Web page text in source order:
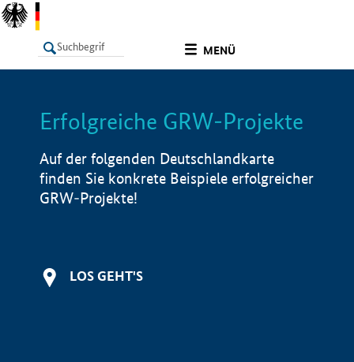
MENÜ
LISTE Info
Erfolgreiche GRW-Projekte
Auf der folgenden Deutschlandkarte
finden Sie konkrete Beispiele erfolgreicher
GRW-Projekte!
LOS GEHT'S